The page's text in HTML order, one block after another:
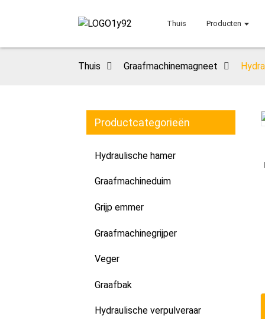
Thuis Producten
Thuis Graafmachinemagneet
Productcategorieën
Hydraulische hamer
Graafmachineduim
Grijp emmer
Graafmachinegrijper
Veger
Graafbak
Hydraulische verpulveraar
Loading...
Loading...